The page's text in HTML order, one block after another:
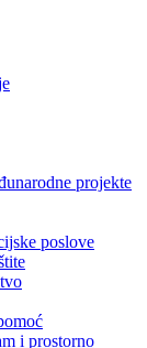
projekte
poslove
i prostorno